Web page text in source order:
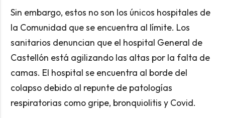
Sin embargo, estos no son los únicos hospitales de
la Comunidad que se encuentra al límite. Los
sanitarios denuncian que el hospital General de
Castellón está agilizando las altas por la falta de
camas. El hospital se encuentra al borde del
colapso debido al repunte de patologías
respiratorias como gripe, bronquiolitis y Covid.